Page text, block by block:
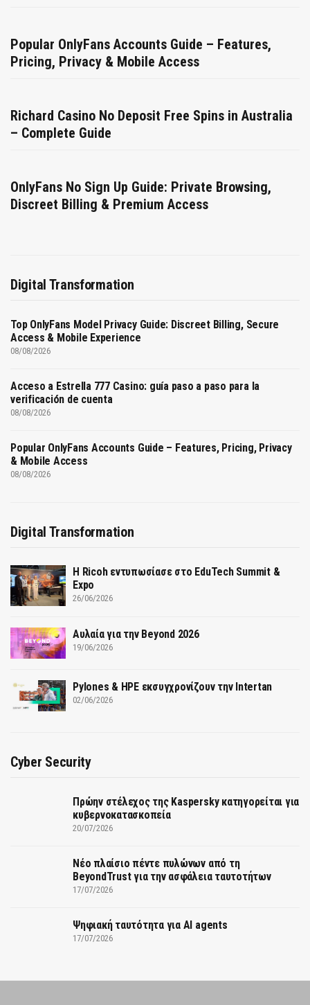
Popular OnlyFans Accounts Guide – Features,
Pricing, Privacy & Mobile Access
Richard Casino No Deposit Free Spins in Australia
– Complete Guide
OnlyFans No Sign Up Guide: Private Browsing,
Discreet Billing & Premium Access
Digital Transformation
Top OnlyFans Model Privacy Guide: Discreet Billing, Secure
Access & Mobile Experience
08/08/2026
Acceso a Estrella 777 Casino: guía paso a paso para la
verificación de cuenta
08/08/2026
Popular OnlyFans Accounts Guide – Features, Pricing, Privacy
& Mobile Access
08/08/2026
Digital Transformation
Η Ricoh εντυπωσίασε στο EduTech Summit &
Expo
26/06/2026
Αυλαία για την Beyond 2026
19/06/2026
Pylones & HPE εκσυγχρονίζουν την Intertan
02/06/2026
Cyber Security
Πρώην στέλεχος της Kaspersky κατηγορείται για
κυβερνοκατασκοπεία
20/07/2026
Νέο πλαίσιο πέντε πυλώνων από τη
BeyondTrust για την ασφάλεια ταυτοτήτων
17/07/2026
Ψηφιακή ταυτότητα για AI agents
17/07/2026